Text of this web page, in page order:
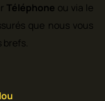
Téléphone ou via le
que nous vous